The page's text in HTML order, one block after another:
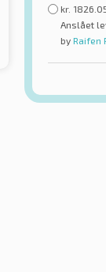
kr.
Anslået
by Raifen
Front